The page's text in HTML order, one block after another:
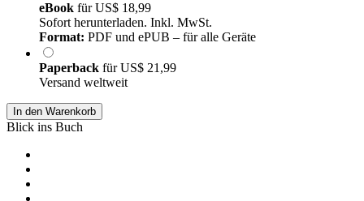
eBook fürUS$ 18,99
Sofort herunterladen. Inkl. MwSt.
Format: PDF und ePUB – für alle Geräte
Paperback fürUS$ 21,99
Versand weltweit
In den Warenkorb
Blick ins Buch